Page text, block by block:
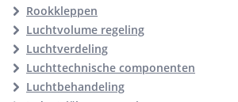
Rookkleppen
Luchtvolume regeling
Luchtverdeling
Luchttechnische componenten
Luchtbehandeling